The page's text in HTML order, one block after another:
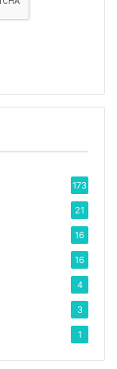
体レーザーを
合、半導体レ
にシフトする
起光の吸収効
換効率は高く
はるかに低
ソリッドステ
とコストを追加
914nm共鳴ポ
、中心波長と
ャビティ内周波
ポンピング技
、高周波数用
173
21
16
16
4
3
1